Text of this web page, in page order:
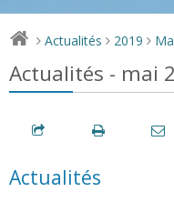
> Actualités > 2019 >
Actualités - mai
Actualités